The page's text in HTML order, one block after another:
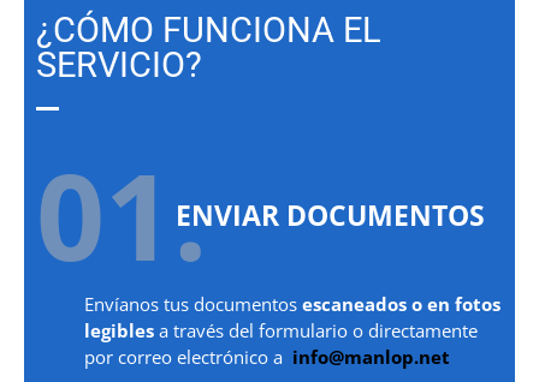
¿CÓMO FUNCIONA EL
SERVICIO?
01.ENVIAR DOCUMENTOS
Envíanos tus documentos escaneados o en fotos
legibles a través del formulario o directamente
por correo electrónico a info@manlop.net